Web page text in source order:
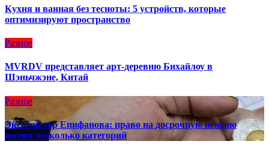
Кухня и ванная без тесноты: 5 устройств, которые
оптимизируют пространство
Разное
MVRDV представляет арт-деревню Бихайлоу в
Шэньчжэне, Китай
Разное
Экс-сенатор Епифанова: право на досрочную пенсию
имеют несколько категорий